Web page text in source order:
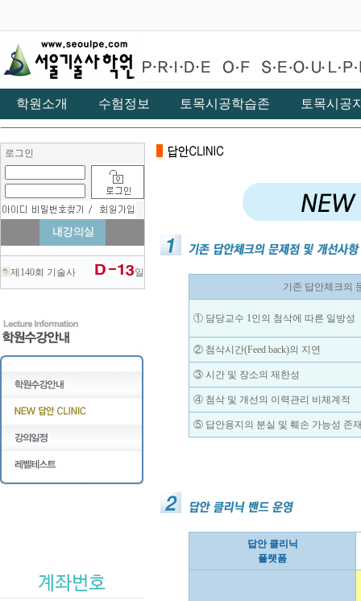
학원소개 수험정보 토목시공학습존 토목시공
로그인
제140회 기술사 일
기존 답안체크의
① 담당교수 1인의 첨삭에 따른 일방성
② 첨삭시간(Feed back)의 지연
③ 시간 및 장소의 제한성
④ 첨삭 및 개선의 이력관리 비체계적
⑤ 답안용지의 분실 및 훼손 가능성 존
답안 클리닉
플랫폼